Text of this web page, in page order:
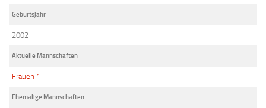
Geburtsjahr
2002
Aktuelle Mannschaften
Frauen 1
Ehemalige Mannschaften